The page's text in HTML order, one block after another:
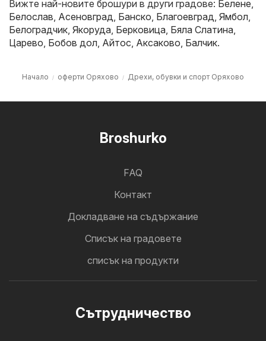
Вижте най-новите брошури в други градове: Белене,
Белослав, Асеновград, Банско, Благоевград, Ямбол,
Белоградчик, Якоруда, Берковица, Бяла Слатина,
Царево, Бобов дол, Айтос, Аксаково, Балчик.
Начало оферти Оряхово Дрехи, обувки и спорт Оряхово
Broshurko
FAQ
Контакт
Докладване на съдържание
Cписък на градовете
списък на продукти
Cътрудничество